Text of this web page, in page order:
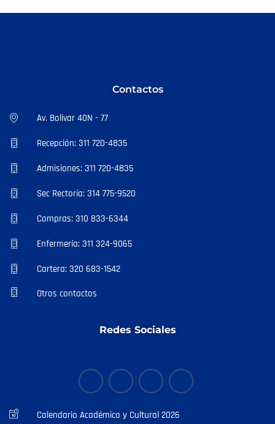
Contactos
Av. Bolivar 40N - 77
Recepción: 311 720-4835
Admisiones: 311 720-4835
Sec Rectoría: 314 775-9520
Compras: 310 833-6344
Enfermería: 311 324-9065
Cartera: 320 683-1542
Otros contactos
Redes Sociales
Calendario Académico y Cultural 2026